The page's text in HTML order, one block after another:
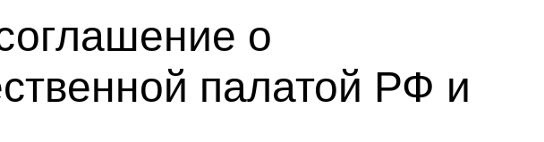
о
палатой РФ и